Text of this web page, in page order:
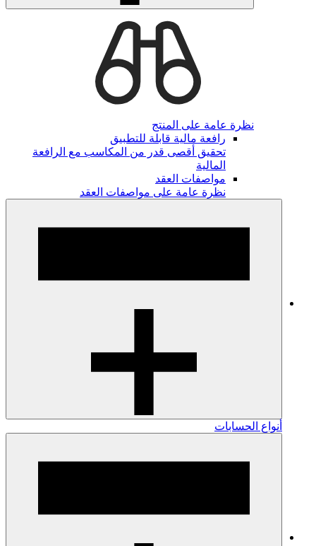
نظرة عامة على المنتج
رافعة مالية قابلة للتطبيق
تحقيق أقصى قدر من المكاسب مع الرافعة
المالية
مواصفات العقد
نظرة عامة على مواصفات العقد
أنواع الحسابات